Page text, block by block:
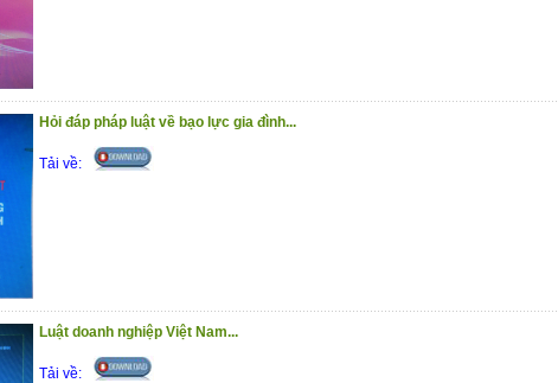
Hỏi đáp pháp luật về bạo lực gia đình...
Tải về:
Luật doanh nghiệp Việt Nam...
Tải về: